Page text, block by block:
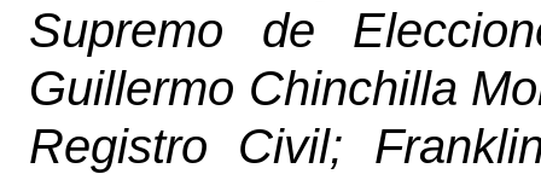
Supremo de
Guillermo Chinchilla
Registro Civil;